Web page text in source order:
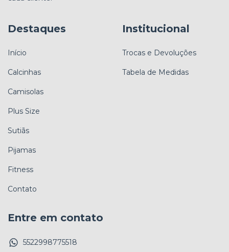
Destaques
Início
Calcinhas
Camisolas
Plus Size
Sutiãs
Pijamas
Fitness
Contato
Institucional
Trocas e Devoluções
Tabela de Medidas
Entre em contato
5522998775518